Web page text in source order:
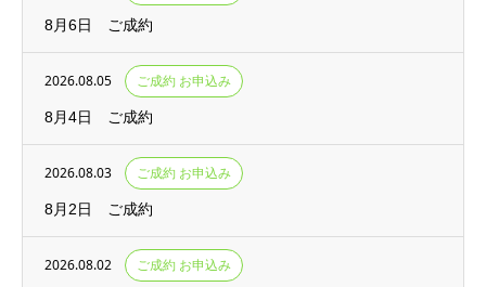
8月6日 ご成約
2026.08.05 ご成約 お申込み
8月4日 ご成約
2026.08.03 ご成約 お申込み
8月2日 ご成約
2026.08.02 ご成約 お申込み